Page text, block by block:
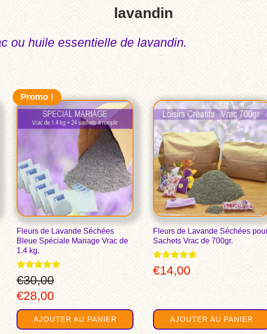
lavandin
ou huile essentielle de lavandin.
Promo !
Fleurs de Lavande Séchées
Bleue Spéciale Mariage Vrac de
1.4 kg.
Note
5.00
sur 5
€30,00
Le
prix
initial
€28,00
prix
actuel
AJOUTER AU PANIER
Fleurs de Lavande Séchées
Sachets Vrac de 700gr.
Note
4.91
€14,00
AJOUTER AU PANIER